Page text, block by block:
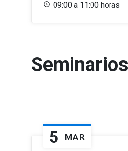
09:00 a 11:00 horas
Seminarios
5 MAR